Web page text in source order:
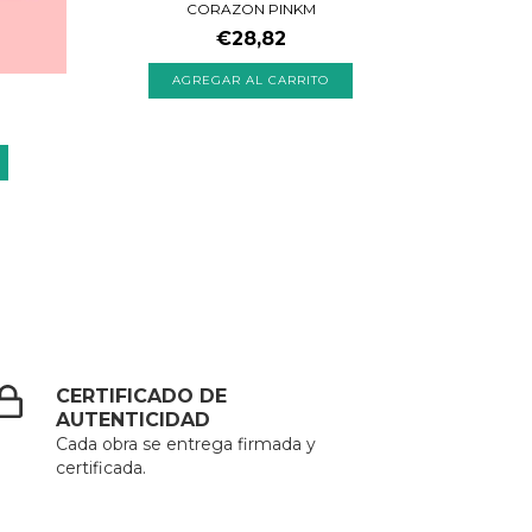
CORAZON PINKM
€28,82
AGREGAR AL CARRITO
CERTIFICADO DE
AUTENTICIDAD
Cada obra se entrega firmada y
certificada.